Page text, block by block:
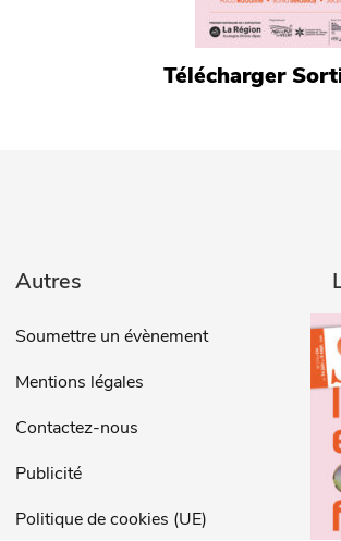
Télécharger
Autres
Soumettre un évènement
Mentions légales
Contactez-nous
Publicité
Politique de cookies (UE)